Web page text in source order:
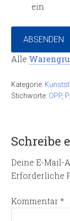
ein
ABSENDEN
Alle
Kategorie:
Stichworte: OPP,
Schreibe
Deine E-Mail-
Erforderliche
Kommentar*